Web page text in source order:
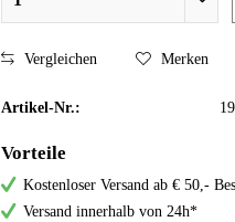
Vergleichen Merken
Artikel-Nr.:
Vorteile
Kostenloser Versand ab € 50,-
Versand innerhalb von 24h*